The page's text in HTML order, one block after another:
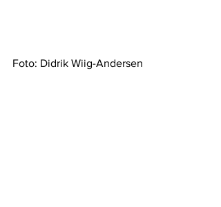
Foto: Didrik Wiig-Andersen